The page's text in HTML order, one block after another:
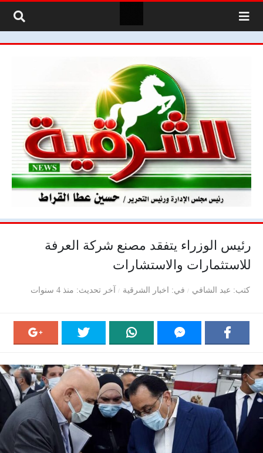
رئيس الوزراء يتفقد مصنع شركة العرفة
للاستثمارات والاستشارات
كتب عبد الشافي في اخبار الشرقية آخر تحديث منذ 4 سنوات